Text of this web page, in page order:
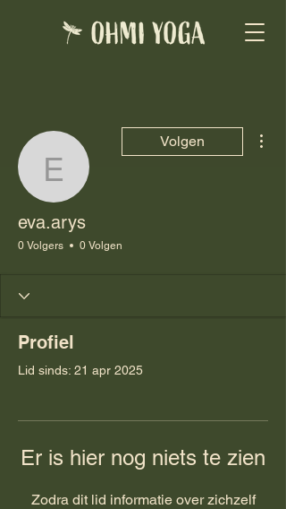
eva.arys
Volgen
eva.arys
0 Volgers 0 Volgen
Profiel
Lid sinds: 21 apr 2025
Er is hier nog niets te zien
Zodra dit lid informatie over zichzelf